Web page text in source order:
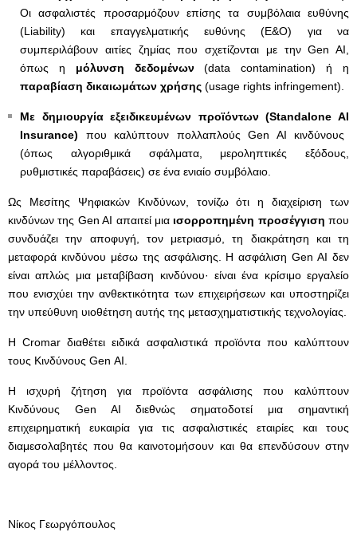
Οι ασφαλιστές προσαρμόζουν επίσης τα συμβόλαια ευθύνης
(Liability) και επαγγελματικής ευθύνης (E&O) για να
συμπεριλάβουν αιτίες ζημίας που σχετίζονται με την Gen AI,
όπως η μόλυνση δεδομένων(data contamination) ή η
παραβίαση δικαιωμάτων χρήσης (usage rights infringement).
Με δημιουργία εξειδικευμένων προϊόντων (Standalone AI
Insurance) που καλύπτουν πολλαπλούς Gen AI κινδύνους
(όπως αλγοριθμικά σφάλματα, μεροληπτικές εξόδους,
ρυθμιστικές παραβάσεις) σε ένα ενιαίο συμβόλαιο.
Ως Μεσίτης Ψηφιακών Κινδύνων, τονίζω ότι η διαχείριση των
κινδύνων της Gen AI απαιτεί μια ισορροπημένη προσέγγιση που
συνδυάζει την αποφυγή, τον μετριασμό, τη διακράτηση και τη
μεταφορά κινδύνου μέσω της ασφάλισης. Η ασφάλιση Gen AI δεν
είναι απλώς μια μεταβίβαση κινδύνου· είναι ένα κρίσιμο εργαλείο
που ενισχύει την ανθεκτικότητα των επιχειρήσεων και υποστηρίζει
την υπεύθυνη υιοθέτηση αυτής της μετασχηματιστικής τεχνολογίας.
Η Cromar διαθέτει ειδικά ασφαλιστικά προϊόντα που καλύπτουν
τους Κινδύνους Gen ΑΙ.
H ισχυρή ζήτηση για προϊόντα ασφάλισης που καλύπτουν
Κινδύνους Gen AI διεθνώς σηματοδοτεί μια σημαντική
επιχειρηματική ευκαιρία για τις ασφαλιστικές εταιρίες και τους
διαμεσολαβητές που θα καινοτομήσουν και θα επενδύσουν στην
αγορά του μέλλοντος.
Νίκος Γεωργόπουλος